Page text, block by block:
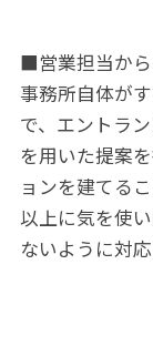
■営業担当か
事務所自体が
で、エントラ
を用いた提案
ョンを建てる
以上に気を使
ないように対